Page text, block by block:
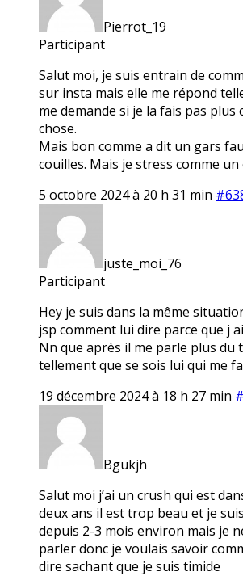
Pierrot_19
Participant
Salut moi, je suis entrain de
sur insta mais elle me répond
me demande si je la fais pas plus
chose.
Mais bon comme a dit un gars
couilles. Mais je stress comme un
5 octobre 2024 à 20 h 31 min
juste_moi_76
Participant
Hey je suis dans la même
jsp comment lui dire parce que j
Nn que après il me parle plus du
tellement que se sois lui qui me
19 décembre 2024 à 18 h 27 min
Bgukjh
Salut moi j’ai un crush qui est
deux ans il est trop beau et je
depuis 2-3 mois environ mais je
parler donc je voulais savoir
dire sachant que je suis timide